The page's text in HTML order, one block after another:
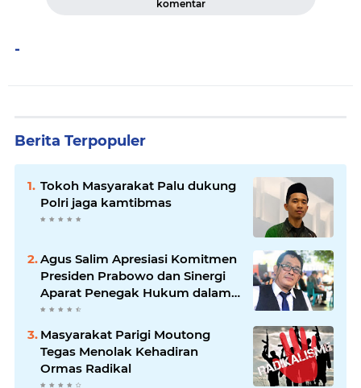
komentar
-
Berita Terpopuler
Tokoh Masyarakat Palu dukung
Polri jaga kamtibmas
Agus Salim Apresiasi Komitmen
Presiden Prabowo dan Sinergi
Aparat Penegak Hukum dalam
Pemberantasan Korupsi
Masyarakat Parigi Moutong
Tegas Menolak Kehadiran
Ormas Radikal